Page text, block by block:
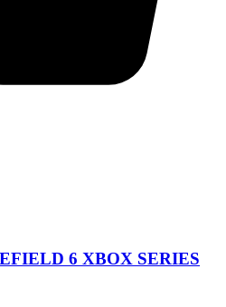
6 XBOX SERIES